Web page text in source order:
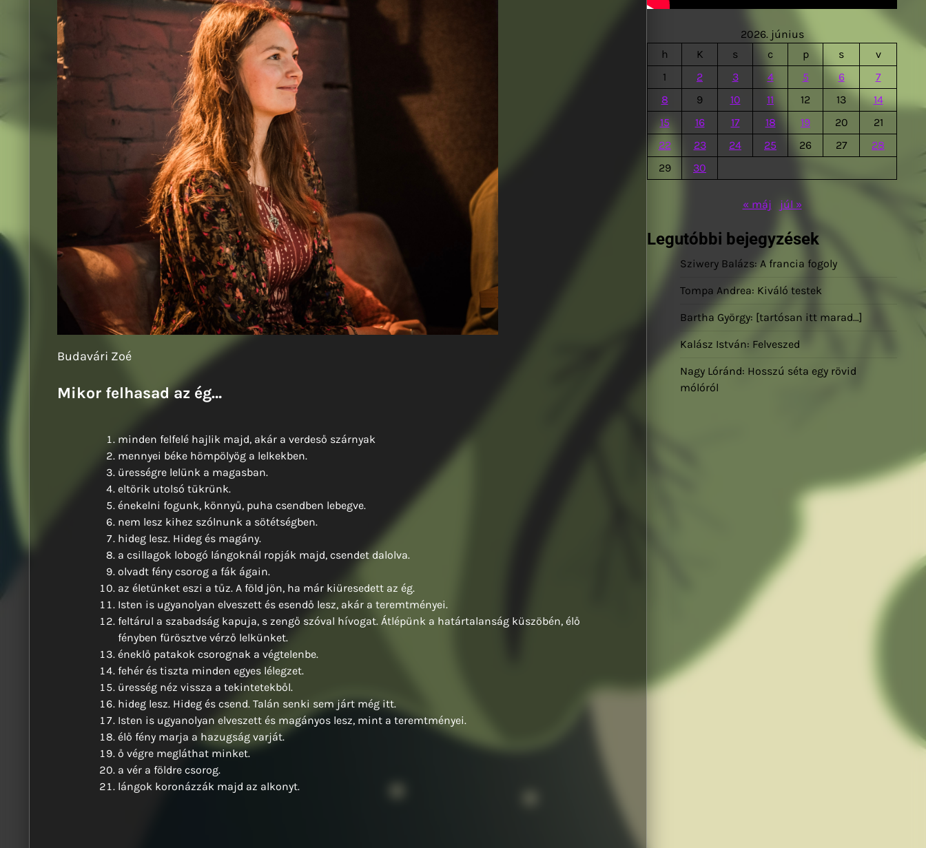
Budavári Zoé
Mikor felhasad az ég…
minden felfelé hajlik majd, akár a verdeső szárnyak
mennyei béke hömpölyög a lelkekben.
ürességre lelünk a magasban.
eltörik utolsó tükrünk.
énekelni fogunk, könnyű, puha csendben lebegve.
nem lesz kihez szólnunk a sötétségben.
hideg lesz. Hideg és magány.
a csillagok lobogó lángoknál ropják majd, csendet dalolva.
olvadt fény csorog a fák ágain.
az életünket eszi a tűz. A föld jön, ha már kiüresedett az ég.
Isten is ugyanolyan elveszett és esendő lesz, akár a teremtményei.
feltárul a szabadság kapuja, s zengő szóval hívogat. Átlépünk a határtalanság küszöbén, élő
fényben fürösztve vérző lelkünket.
éneklő patakok csorognak a végtelenbe.
fehér és tiszta minden egyes lélegzet.
üresség néz vissza a tekintetekből.
hideg lesz. Hideg és csend. Talán senki sem járt még itt.
Isten is ugyanolyan elveszett és magányos lesz, mint a teremtményei.
élő fény marja a hazugság varját.
ő végre megláthat minket.
a vér a földre csorog.
lángok koronázzák majd az alkonyt.
2026. június
h
K s c p s
v
1
2 3 4 5 6
7
8
9 10 11 12 13
14
15
16 17 18 19 20
21
22
23 24 25 26 27
28
29
30
« máj júl »
Legutóbbi bejegyzések
Sziwery Balázs: A francia fogoly
Tompa Andrea: Kiváló testek
Bartha György: [tartósan itt marad…]
Kalász István: Felveszed
Nagy Lóránd: Hosszú séta egy rövid
mólóról